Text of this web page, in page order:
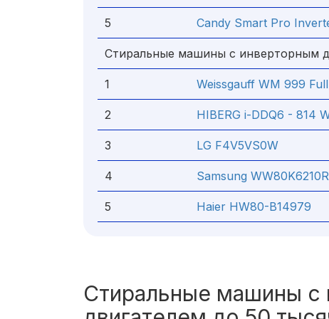
5 Candy Smart Pro
Стиральные машины с инверторным
1 Weissgauff WM 999
2 HIBERG i-DDQ6 - 814
3 LG F4V5VS0W
4 Samsung
5 Haier HW80-B14979
Стиральные машины с